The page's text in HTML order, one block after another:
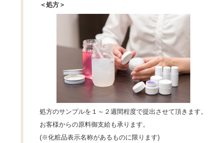
＜処方＞
処方のサンプルを１～２週間程度で提出させて頂きます。
お客様からの原料御支給も承ります。
(※化粧品表示名称があるものに限ります)